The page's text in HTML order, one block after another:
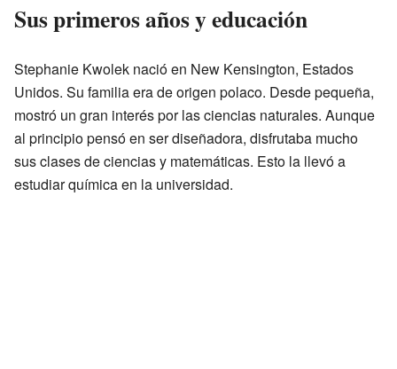
Sus primeros años y educación
Stephanie Kwolek nació en New Kensington, Estados
Unidos. Su familia era de origen polaco. Desde pequeña,
mostró un gran interés por las ciencias naturales. Aunque
al principio pensó en ser diseñadora, disfrutaba mucho
sus clases de ciencias y matemáticas. Esto la llevó a
estudiar química en la universidad.